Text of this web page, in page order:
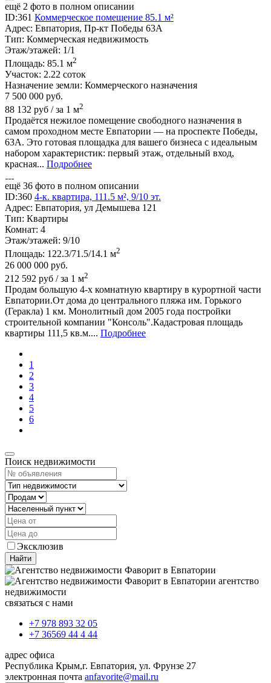
ещё 2 фото в полном описании
ID:361 Коммерческое помещение 85.1 м²
Адрес: Евпатория, Пр-кт Победы 63А
Тип: Коммерческая недвижимость
Этаж/этажей: 1/1
Площадь: 85.1 м2
Участок: 2.22 соток
Назначение земли: Коммерческого назначения
7 500 000 руб.
88 132 руб / за 1 м2
Продаётся нежилое помещение свободного назначения в
самом проходном месте Евпатории — на проспекте Победы,
63А. Это готовая площадка для вашего бизнеса с идеальным
набором характеристик: первый этаж, отдельный вход,
красная... Подробнее
ещё 36 фото в полном описании
ID:360 4-к. квартира, 111.5 м², 9/10 эт.
Адрес: Евпатория, ул Демышева 121
Тип: Квартиры
Комнат: 4
Этаж/этажей: 9/10
Площадь: 122.3/71.5/14.1 м2
26 000 000 руб.
212 592 руб / за 1 м2
Продам большую 4-х комнатную квартиру в курортной части
Евпатории.От дома до центрального пляжа им. Горького
(Геракла) 1 км. Монолитный дом 2005 года постройки
строительной компании "Консоль".Кадастровая площадь
квартиры 111,5 кв.м.... Подробнее
1
2
3
4
5
6
Поиск недвижимости
Эксклюзив
Найти
агентство
недвижимости
связаться с нами
+7 978 893 32 05
+7 36569 44 4 44
адрес офиса
Республика Крым,г. Евпатория, ул. Фрунзе 27
электронная почта anfavorite@mail.ru